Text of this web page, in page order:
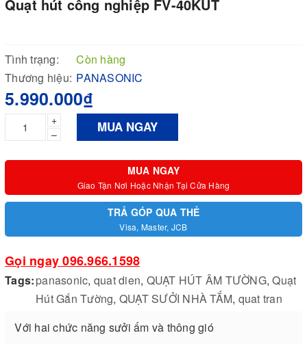
Quạt hút công nghiệp FV-40KUT
Tình trạng:
Còn hàng
Thương hiệu: PANASONIC
5.990.000₫
+
–
MUA NGAY
MUA NGAY
Giao Tận Nơi Hoặc Nhận Tại Cửa Hàng
TRẢ GÓP QUA THẺ
Visa, Master, JCB
Gọi ngay 096.966.1598
Tags:panasonic, quat dien, QUẠT HÚT ÂM TƯỜNG,Quạt
Hút Gắn Tường, QUẠT SƯỞI NHÀ TẮM, quat tran
Với hai chức năng sưởi ấm và thông gió